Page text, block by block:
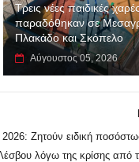
Τρεις νέες παιδικές
παραδόθηκαν σε
Πλακάδο και Σκόπελο
Αύγουστος 05, 2026
2026: Ζητούν ειδική
λόγω της κρίσης από